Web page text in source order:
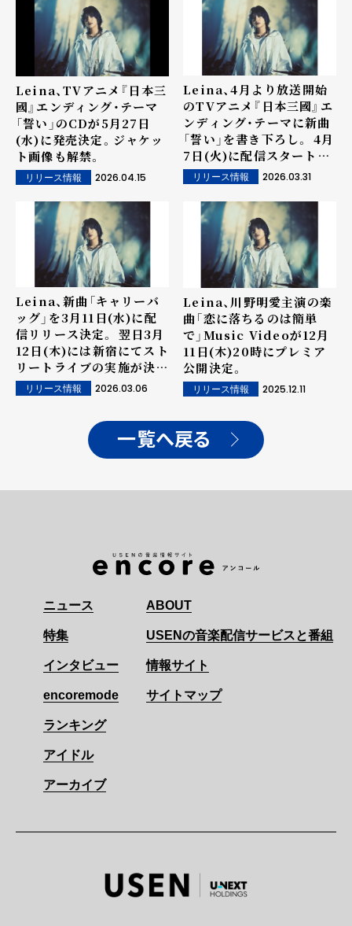
Leina、TVアニメ『日本三
國』エンディング・テーマ
「誓い」のCDが5月27日
(水)に発売決定。ジャケッ
ト画像も解禁。
リリース情報 2026.04.15
Leina、4月より放送開始
のTVアニメ『日本三國』エ
ンディング・テーマに新曲
「誓い」を書き下ろし。 4月
7日(火)に配信スタート&
配信ジャケットも解禁。
リリース情報 2026.03.31
Leina、新曲「キャリーバ
ッグ」を3月11日(水)に配
信リリース決定。 翌日3月
12日(木)には新宿にてスト
リートライブの実施が決
定。リリース情報 2026.03.06
Leina、川野明愛主演の楽
曲「恋に落ちるのは簡単
で」Music Videoが12月
11日(木)20時にプレミア
公開決定。
リリース情報 2025.12.11
一覧へ戻る
ニュース
特集
インタビュー
encoremode
ランキング
アイドル
アーカイブ
ABOUT
USENの音楽配信サービスと番組
情報サイト
サイトマップ